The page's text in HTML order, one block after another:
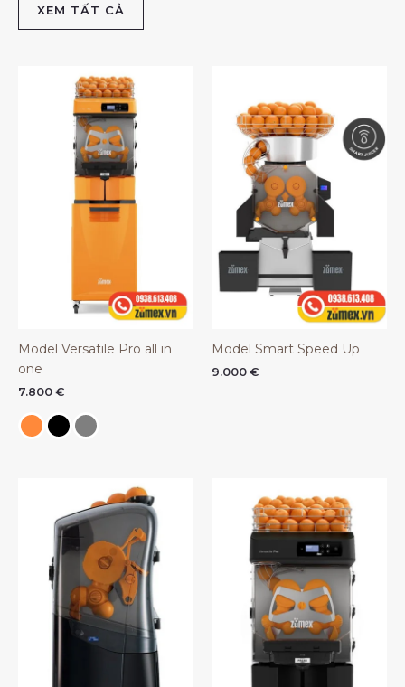
XEM TẤT CẢ
Model Versatile Pro all in
one
7.800 €
Model Smart Speed Up
9.000 €